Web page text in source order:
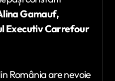
Gamauf,
Executiv Carrefour
România are nevoie